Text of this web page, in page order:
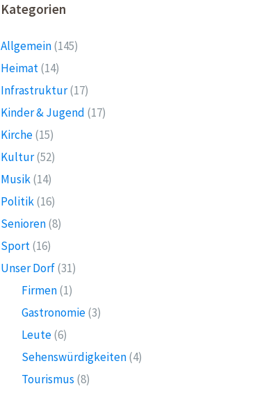
Kategorien
Allgemein(145)
Heimat(14)
Infrastruktur(17)
Kinder & Jugend (17)
Kirche(15)
Kultur(52)
Musik(14)
Politik(16)
Senioren(8)
Sport(16)
Unser Dorf(31)
Firmen(1)
Gastronomie(3)
Leute(6)
Sehenswürdigkeiten(4)
Tourismus (8)